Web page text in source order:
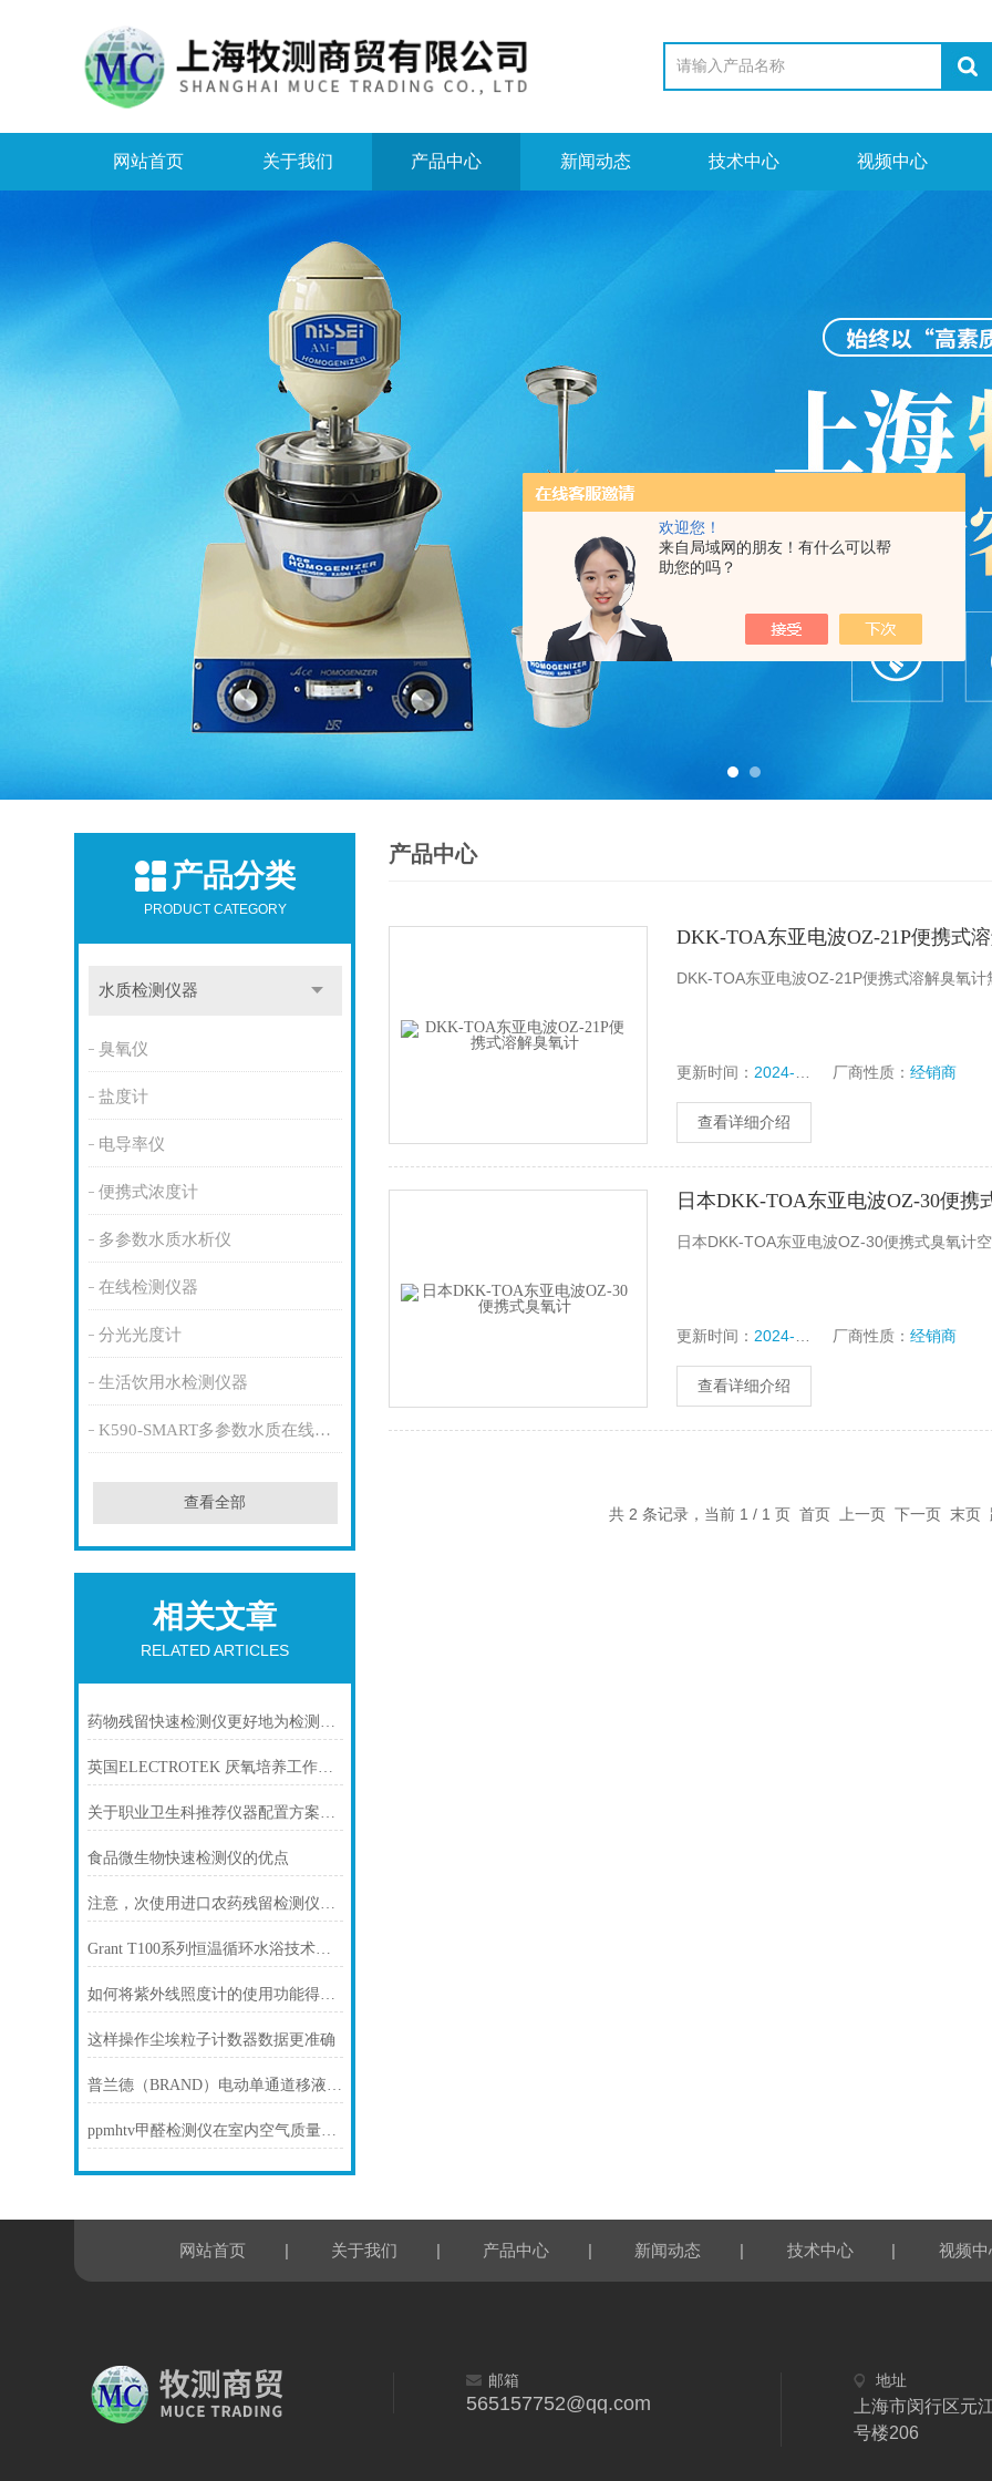
欢迎您！
来自局域网的朋友！有什么可以帮
助您的吗？
网站首页 关于我们 产品中心 新闻动态 技术中心 视频中心
产品分类
PRODUCT CATEGORY
水质检测仪器
臭氧仪
盐度计
电导率仪
便携式浓度计
多参数水质水析仪
在线检测仪器
分光光度计
生活饮用水检测仪器
K590-SMART多参数水质在线监测仪
查看全部
相关文章
RELATED ARTICLES
药物残留快速检测仪更好地为检测农药残留工作服务
英国ELECTROTEK 厌氧培养工作站技术参数
关于职业卫生科推荐仪器配置方案（含放射卫生及职业卫生）
食品微生物快速检测仪的优点
注意，次使用进口农药残留检测仪一定要看！
Grant T100系列恒温循环水浴技术参数
如何将紫外线照度计的使用功能得到利用
这样操作尘埃粒子计数器数据更准确
普兰德（BRAND）电动单通道移液枪产品介绍
ppmhtv甲醛检测仪在室内空气质量检测中的应用与重要性
产品中心
DKK-TOA东亚电波OZ-21P便携式
DKK-TOA东亚电波OZ-21P便携式溶解臭氧
更新时间： 2024-06-21 厂商性质：经销商
查看详细介绍
日本DKK-TOA东亚电波OZ-30便携
日本DKK-TOA东亚电波OZ-30便携式臭氧计
更新时间： 2024-06-21 厂商性质：经销商
查看详细介绍
共 2 条记录，当前 1 / 1 页 首页 上一页 下一页 末页
网站首页 | 关于我们 | 产品中心 | 新闻动态 | 技术中心 | 视频中
邮箱
565157752@qq.com
地址
上海市闵行区元
号楼206